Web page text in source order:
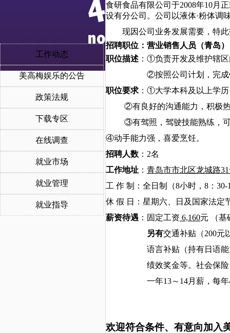
工作动态
美高梅娱乐的公告
政策法规
下载专区
在线调查
就业市场
就业管理
就业指导
食研食品有限公司于2008年10月
设有分公司。公司以液体·粉体调
现因公司业务发展需要，特
招聘职位：营业销售人员（青岛）
职位描述 ： ①负责开发及维护辖区
②按照公司计划，完
职位要求 ： ①大学本科及以上学
②有良好的沟通能力，积极
③有驾照，驾驶技能熟练，
④动手能力强，喜爱烹饪。
招聘人数 ： 2名
工作地址 ： 青岛市市北区龙城路
工 作 制：全日制（8小时， 8 ： 30-
休 假 日：星期六、日及国家法定
薪资待遇 ：固定工资 6,160元
（
另有交通补贴（200元
语言补贴（持有日语
绩效奖金等。社会保
一年13～14月薪，每
欢迎符合条件、有意向加入